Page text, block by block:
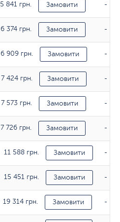
5 841 грн. Замовити -
6 374 грн. Замовити -
6 909 грн. Замовити -
7 424 грн. Замовити -
7 573 грн. Замовити -
7 726 грн. Замовити -
11 588 грн. Замовити -
15 451 грн. Замовити -
19 314 грн. Замовити -